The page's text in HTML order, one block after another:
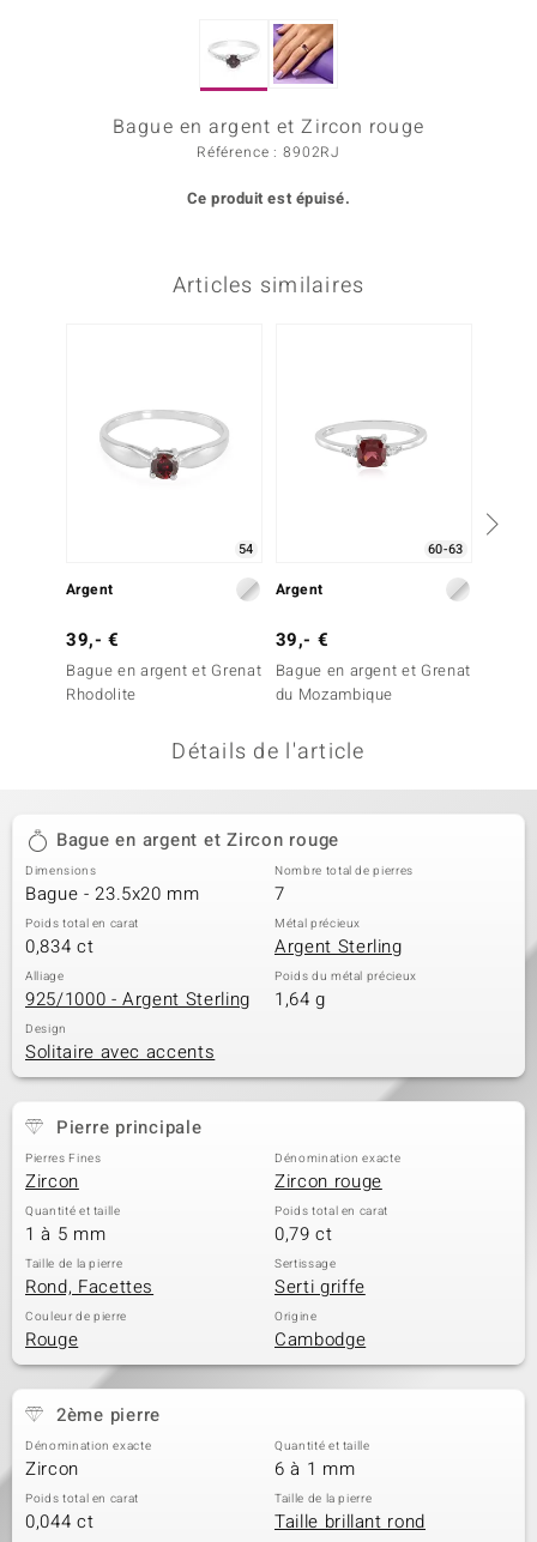
Collection
Bague en argent et Zircon rouge
Référence : 8902RJ
Ce produit est épuisé.
Articles similaires
54
Argent
39,- €
Bague en argent et Grenat
Rhodolite
60-63
Argent
39,- €
Bague en argent et Grenat
du Mozambique
Détails de l'article
Bague en argent et Zircon rouge
Dimensions
Bague - 23.5x20 mm
Nombre total de pierres
7
Poids total en carat
0,834 ct
Métal précieux
Argent Sterling
Alliage
925/1000 - Argent Sterling
Poids du métal précieux
1,64 g
Design
Solitaire avec accents
Pierre principale
Pierres Fines
Zircon
Dénomination exacte
Zircon rouge
Quantité et taille
1 à 5 mm
Poids total en carat
0,79 ct
Taille de la pierre
Rond, Facettes
Sertissage
Serti griffe
Couleur de pierre
Rouge
Origine
Cambodge
2ème pierre
Dénomination exacte
Zircon
Quantité et taille
6 à 1 mm
Poids total en carat
0,044 ct
Taille de la pierre
Taille brillant rond